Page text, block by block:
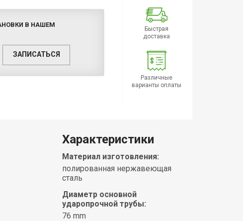
В НАШЕМ
ЗАПИСАТЬСЯ
Быстрая
доставка
Различные
варианты оплаты
Характеристики
Материал изготовления:
полированная нержавеющая
сталь
Диаметр основной
ударопрочной трубы:
76 mm